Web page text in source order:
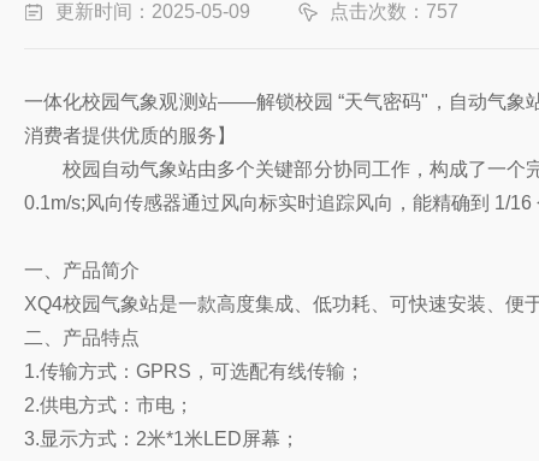
更新时间：2025-05-09 点击次数：757
一体化校园气象观测站——解锁校园 “天气密码"，自动气象
消费者提供优质的服务】
校园自动气象站由多个关键部分协同工作，构成了一个完
0.1m/s;风向传感器通过风向标实时追踪风向，能精确到 1/16
一、产品简介
XQ4校园气象站是一款高度集成、低功耗、可快速安装、
二、产品特点
1.传输方式：GPRS，可选配有线传输；
2.供电方式：市电；
3.显示方式：2米*1米LED屏幕；